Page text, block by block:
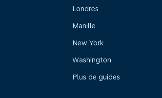
Londres
Manille
New York
Washington
Plus de guides